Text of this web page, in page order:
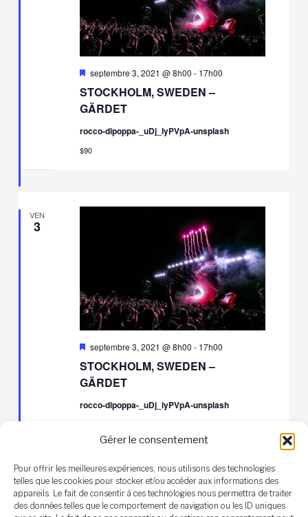
Gérer le consentement
Pour offrir les meilleures expériences, nous utilisons des technologies
telles que les cookies pour stocker et/ou accéder aux informations des
appareils. Le fait de consentir à ces technologies nous permettra de traiter
des données telles que le comportement de navigation ou les ID uniques
STOCKHOLM, SWEDEN –
GÄRDET
Mis
avant
septembre 3, 2021 @ 8h00 - 17h00
rocco-dipoppa-_uDj_lyPVpA-unsplash
$90
VEN
3
STOCKHOLM, SWEDEN –
GÄRDET
Mis
avant
septembre 3, 2021 @ 8h00 - 17h00
rocco-dipoppa-_uDj_lyPVpA-unsplash
Évènements
précédents Aujourd’hui Évènements
suivants